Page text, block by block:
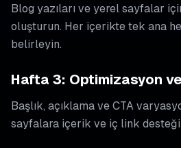
Blog yazıları ve yerel sayfalar
oluşturun. Her içerikte tek ana
belirleyin.
Hafta 3: Optimizasyon
Başlık, açıklama ve CTA
sayfalara içerik ve iç link